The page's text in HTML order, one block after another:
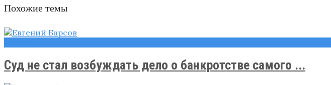
Похожие темы
Суд не стал возбуждать дело о банкротстве самого ...